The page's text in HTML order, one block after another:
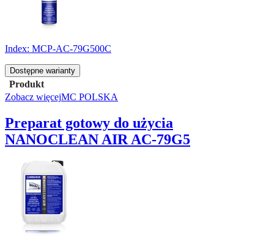
Index: MCP-AC-79G500C
Dostępne warianty
Produkt
Zobacz więcejMC POLSKA
Preparat gotowy do użycia
NANOCLEAN AIR AC-79G5